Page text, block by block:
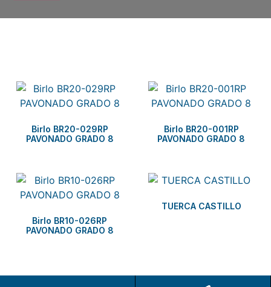
Birlo BR20-029RP
PAVONADO GRADO 8
Birlo BR20-001RP
PAVONADO GRADO 8
Birlo BR10-026RP
PAVONADO GRADO 8
TUERCA CASTILLO